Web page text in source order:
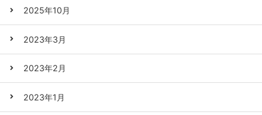
2025年10月
2023年3月
2023年2月
2023年1月